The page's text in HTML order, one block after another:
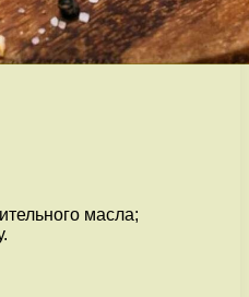
масла;